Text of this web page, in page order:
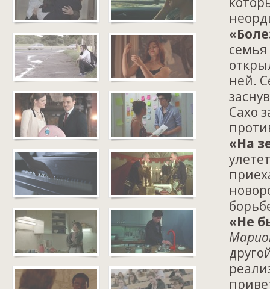
ней.
Сахо
«На
«Не